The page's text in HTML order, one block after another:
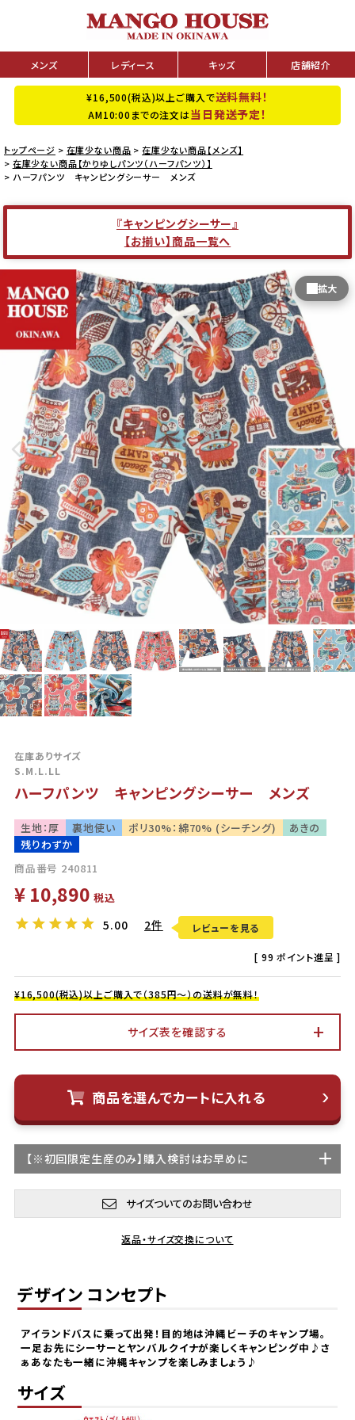
メンズ レディース キッズ 店舗紹介
¥16,500(税込)以上ご購入で送料無料！
AM10:00までの注文は当日発送予定！
トップページ 在庫少ない商品
在庫少ない商品【メンズ】
在庫少ない商品【かりゆしパンツ（ハーフパンツ）】
ハーフパンツ キャンピングシーサー メンズ
『キャンピングシーサー』
【お揃い】商品一覧へ
在庫ありサイズ
S.M.L.LL
ハーフパンツ キャンピングシーサー メンズ
生地：厚 裏地使い ポリ30%：綿70% (シーチング)
あきの
残りわずか
商品番号 240811
¥ 10,890 税込
5.00 2件 レビューを見る
[ 99 ポイント進呈 ]
¥16,500(税込)以上ご購入で（385円～）の送料が無料！
サイズ表を確認する
商品を選んでカートに入れる
【※初回限定生産のみ】購入検討はお早めに
サイズついてのお問い合わせ
返品・サイズ交換について
デザイン コンセプト
アイランドバスに乗って出発！目的地は沖縄ビーチのキャンプ場。
一足お先にシーサーとヤンバルクイナが楽しくキャンピング中♪さ
ぁあなたも一緒に沖縄キャンプを楽しみましょう♪
サイズ